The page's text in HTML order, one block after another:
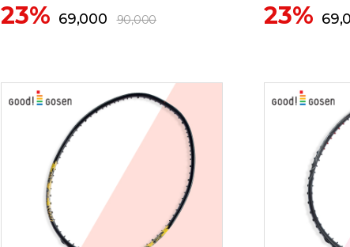
23% 69,000 90,000 23%